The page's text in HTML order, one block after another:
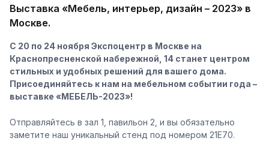
Выставка «Мебель, интерьер, дизайн – 2023» в
Москве.
С 20 по 24 ноября Экспоцентр в Москве на
Краснопресненской набережной, 14 станет центром
стильных и удобных решений для вашего дома.
Присоединяйтесь к нам на мебельном событии года –
выставке «МЕБЕЛЬ-2023»!
Отправляйтесь в зал 1, павильон 2, и вы обязательно
заметите наш уникальный стенд под номером 21Е70.